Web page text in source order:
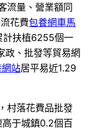
流量、營業額同
花費包養網車馬
計扶植6255個一
政、批發等貿易網
站居平易近1.29
村落花費品批發
于城鎮0.2個百